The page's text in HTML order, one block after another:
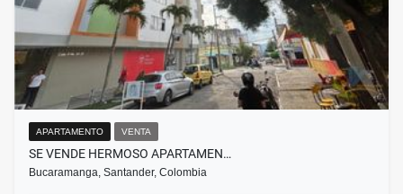
APARTAMENTO VENTA
SE VENDE HERMOSO APARTAMEN…
Bucaramanga, Santander, Colombia